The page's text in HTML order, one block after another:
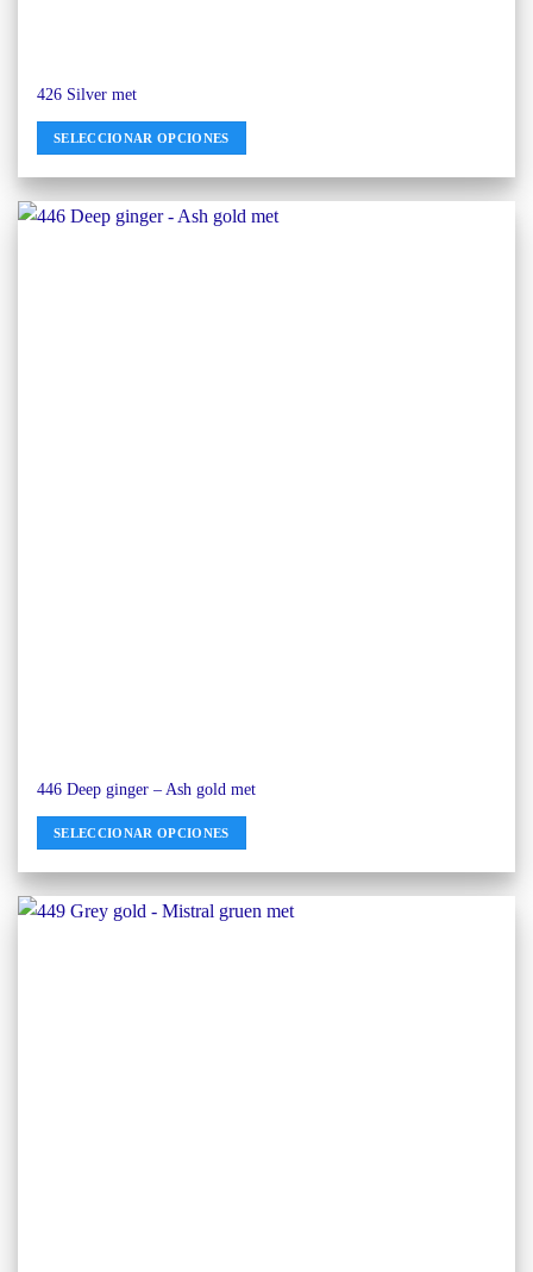
426 Silver met
SELECCIONAR OPCIONES
446 Deep ginger – Ash gold met
SELECCIONAR OPCIONES